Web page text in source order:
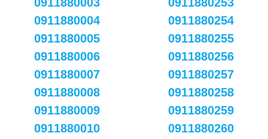
0911880004
0911880005
0911880006
0911880007
0911880008
0911880009
0911880010
0911880254
0911880255
0911880256
0911880257
0911880258
0911880259
0911880260